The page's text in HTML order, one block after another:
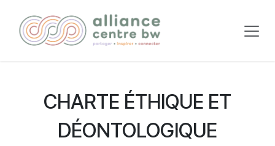
CHARTE ÉTHIQUE ET
DÉONTOLOGIQUE